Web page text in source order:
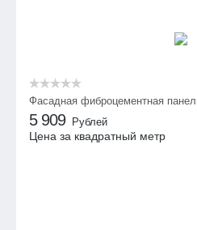
Фасадная фиброцементная
5 909 Рублей
Цена за квадратный метр